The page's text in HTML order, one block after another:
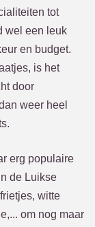
tot
wel een leuk
en budget.
is het
door
weer heel
erg populaire
de Luikse
witte
om nog maar